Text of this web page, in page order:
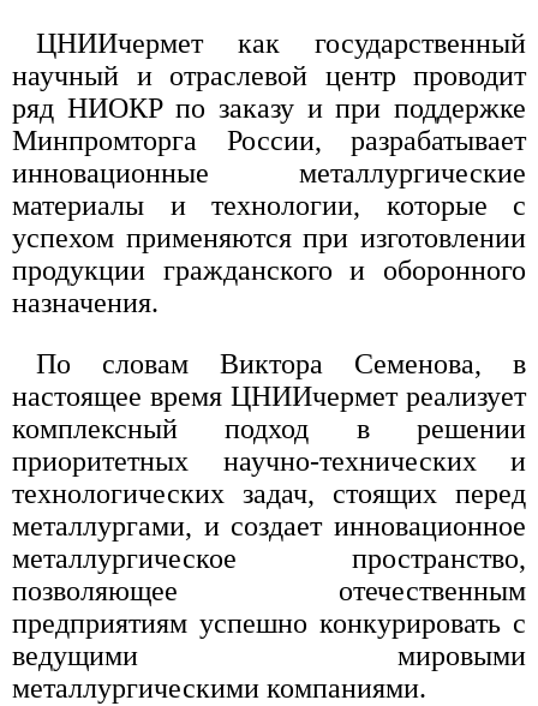
ЦНИИчермет как государственный
научный и отраслевой центр проводит
ряд НИОКР по заказу и при поддержке
Минпромторга России, разрабатывает
инновационные металлургические
материалы и технологии, которые с
успехом применяются при изготовлении
продукции гражданского и оборонного
назначения.
По словам Виктора Семенова, в
настоящее время ЦНИИчермет реализует
комплексный подход в решении
приоритетных научно-технических и
технологических задач, стоящих перед
металлургами, и создает инновационное
металлургическое пространство,
позволяющее отечественным
предприятиям успешно конкурировать с
ведущими мировыми
металлургическими компаниями.